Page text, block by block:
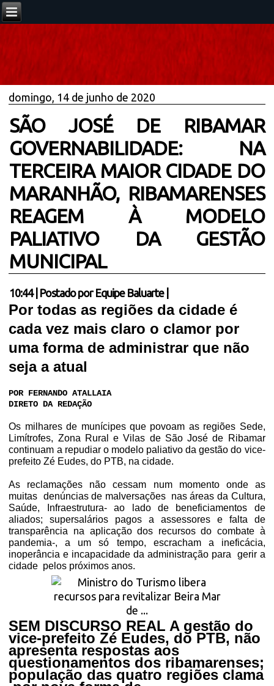
domingo, 14 de junho de 2020
SÃO JOSÉ DE RIBAMAR
GOVERNABILIDADE: NA
TERCEIRA MAIOR CIDADE DO
MARANHÃO, RIBAMARENSES
REAGEM À MODELO
PALIATIVO DA GESTÃO
MUNICIPAL
10:44| Postado por Equipe Baluarte
Por todas as regiões da cidade é
cada vez mais claro o clamor por
uma forma de administrar que não
seja a atual
POR FERNANDO ATALLAIA
DIRETO DA REDAÇÃO
Os milhares de munícipes que povoam as regiões Sede,
Limítrofes, Zona Rural e Vilas de São José de Ribamar
continuam a repudiar o modelo paliativo da gestão do vice-
prefeito Zé Eudes, do PTB, na cidade.
As reclamações não cessam num momento onde as
muitas denúncias de malversações nas áreas da Cultura,
Saúde, Infraestrutura- ao lado de beneficiamentos de
aliados; supersalários pagos a assessores e falta de
transparência na aplicação dos recursos do combate à
pandemia-, a um só tempo, escracham a ineficácia,
inoperância e incapacidade da administração para
gerir a
cidade pelos próximos anos.
SEM DISCURSO REAL A gestão do
vice-prefeito Zé Eudes, do PTB, não
apresenta respostas aos
questionamentos dos ribamarenses;
população das quatro regiões clama